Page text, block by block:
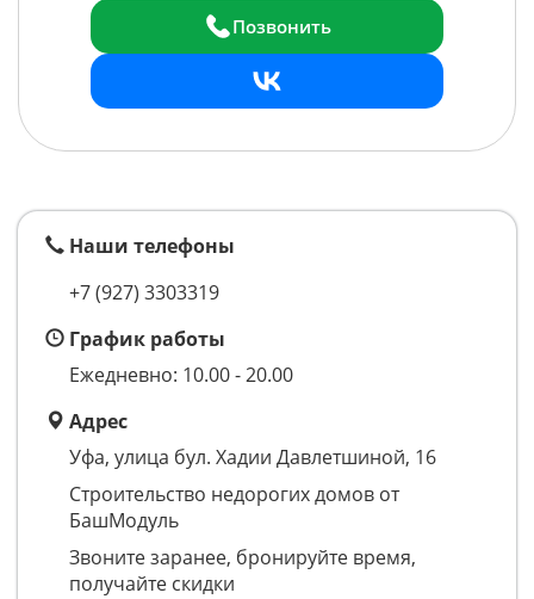
Позвонить
Наши телефоны
+7 (927) 3303319
График работы
Ежедневно: 10.00 - 20.00
Адрес
Уфа, улица бул. Хадии Давлетшиной, 16
Строительство недорогих домов от
БашМодуль
Звоните заранее, бронируйте время,
получайте скидки